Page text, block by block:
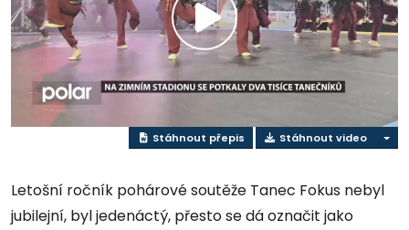
Přehrát
video
Stáhnout přepis Stáhnout video
Letošní ročník pohárové soutěže Tanec Fokus nebyl
jubilejní, byl jedenáctý, přesto se dá označit jako